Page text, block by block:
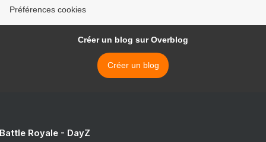
Préférences cookies
Créer un blog sur Overblog
Créer un blog
Royale - DayZ